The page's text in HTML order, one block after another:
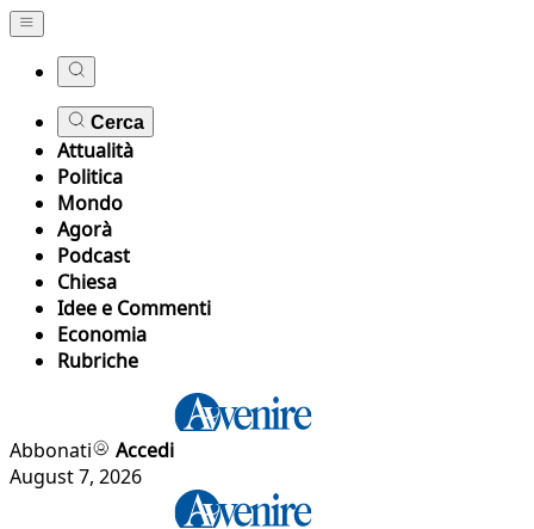
Cerca
Attualità
Politica
Mondo
Agorà
Podcast
Chiesa
Idee e Commenti
Economia
Rubriche
Abbonati
Accedi
August 7, 2026